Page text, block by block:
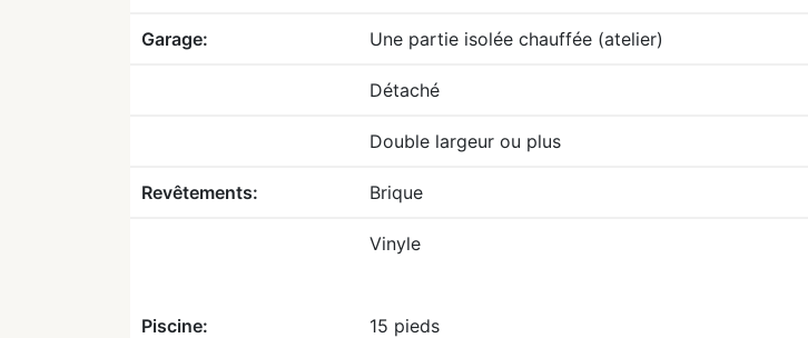
Garage: Une partie isolée chauffée (atelier)
Détaché
Double largeur ou plus
Revêtements: Brique
Vinyle
Piscine: 15 pieds